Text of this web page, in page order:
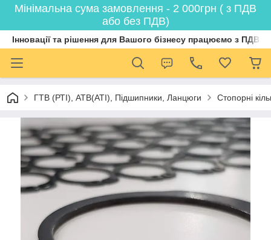
Мінімальна сума замовлення - 2 000грн ( з ПДВ
або без ПДВ)
Інновації та рішення для Вашого бізнесу працюємо з ПДВ
ГТВ (РТI), АТВ(АТI), Пiдшипники, Ланцюги Стопорні